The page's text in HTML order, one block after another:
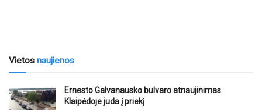
Vietos naujienos
Ernesto Galvanausko bulvaro atnaujinimas
Klaipėdoje juda į priekį